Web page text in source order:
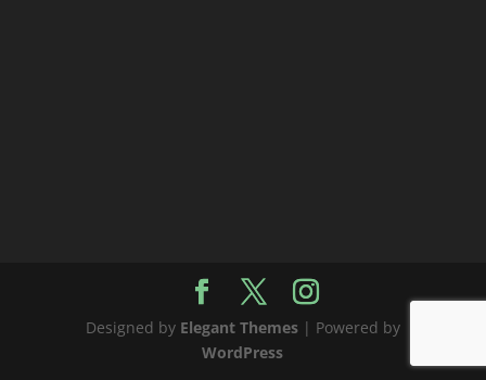
Designed by Elegant Themes| Powered by
WordPress